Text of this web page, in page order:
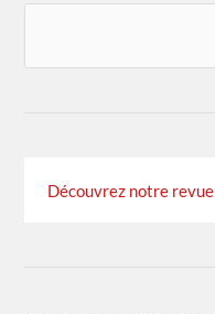
Découvrez notre revue